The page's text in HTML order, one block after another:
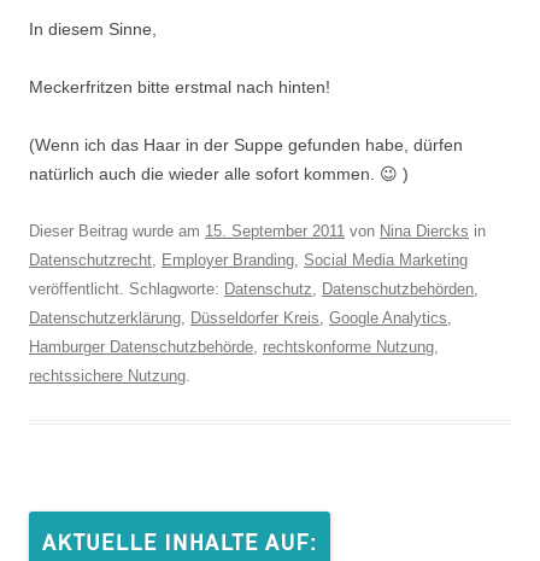
In diesem Sinne,
Meckerfritzen bitte erstmal nach hinten!
(Wenn ich das Haar in der Suppe gefunden habe, dürfen
natürlich auch die wieder alle sofort kommen. 😉 )
Dieser Beitrag wurde am 15. September 2011 von Nina Diercks in
Datenschutzrecht, Employer Branding, Social Media Marketing
veröffentlicht. Schlagworte: Datenschutz, Datenschutzbehörden,
Datenschutzerklärung, Düsseldorfer Kreis, Google Analytics,
Hamburger Datenschutzbehörde, rechtskonforme Nutzung,
rechtssichere Nutzung.